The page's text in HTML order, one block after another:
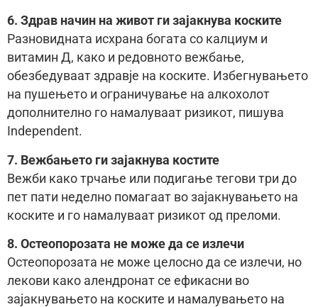
6. Здрав начин на живот ги зајакнува коските
Разновидната исхрана богата со калциум и
витамин Д, како и редовното вежбање,
обезбедуваат здравје на коските. Избегнувањето
на пушењето и ограничување на алкохолот
дополнително го намалуваат ризикот, пишува
Independent.
7. Вежбањето ги зајакнува костите
Вежби како трчање или подигање тегови три до
пет пати неделно помагаат во зајакнувањето на
коските и го намалуваат ризикот од преломи.
8. Остеопорозата не може да се излечи
Остеопорозата не може целосно да се излечи, но
лекови како алендронат се ефикасни во
зајакнувањето на коските и намалувањето на